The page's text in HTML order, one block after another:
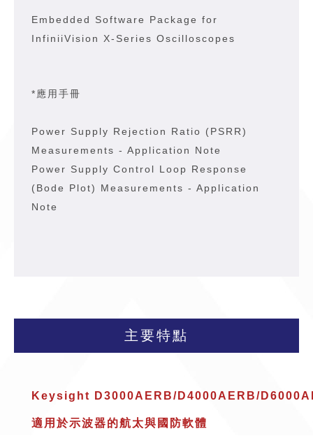
Embedded Software Package for
InfiniiVision X-Series Oscilloscopes
*應用手冊
Power Supply Rejection Ratio (PSRR)
Measurements - Application Note
Power Supply Control Loop Response
(Bode Plot) Measurements - Application
Note
主要特點
Keysight D3000AERB/D4000AERB/
適用於示波器的航太與國防軟體